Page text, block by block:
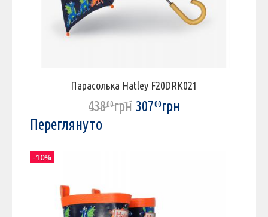
Парасолька Hatley F20DRK021
43800грн 30700грн
Переглянуто
-10%